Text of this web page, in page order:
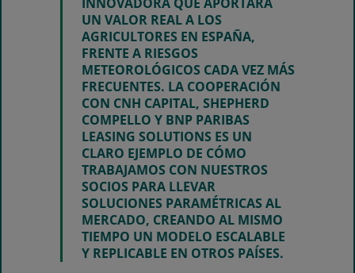
UN VALOR REAL A LOS
AGRICULTORES EN ESPAÑA,
FRENTE A RIESGOS
METEOROLÓGICOS CADA VEZ MÁS
FRECUENTES. LA COOPERACIÓN
CON CNH CAPITAL, SHEPHERD
COMPELLO Y BNP PARIBAS
LEASING SOLUTIONS ES UN
CLARO EJEMPLO DE CÓMO
TRABAJAMOS CON NUESTROS
SOCIOS PARA LLEVAR
SOLUCIONES PARAMÉTRICAS AL
MERCADO, CREANDO AL MISMO
TIEMPO UN MODELO ESCALABLE
Y REPLICABLE EN OTROS PAÍSES.